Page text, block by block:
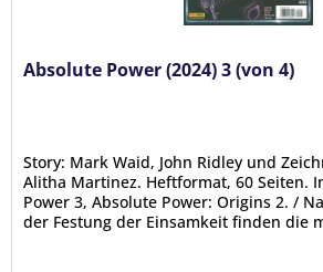
Absolute Power (2024) 3 (von 4)
Story: Mark Waid, John Ridley und
Alitha Martinez. Heftformat, 60 Seiten.
Power 3, Absolute Power: Origins 2. /
der Festung der Einsamkeit finden die